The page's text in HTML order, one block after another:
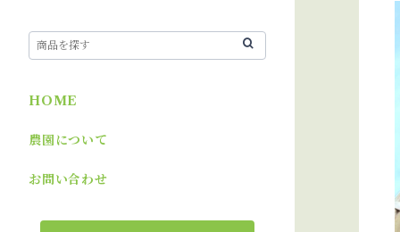
HOME
農園について
お問い合わせ